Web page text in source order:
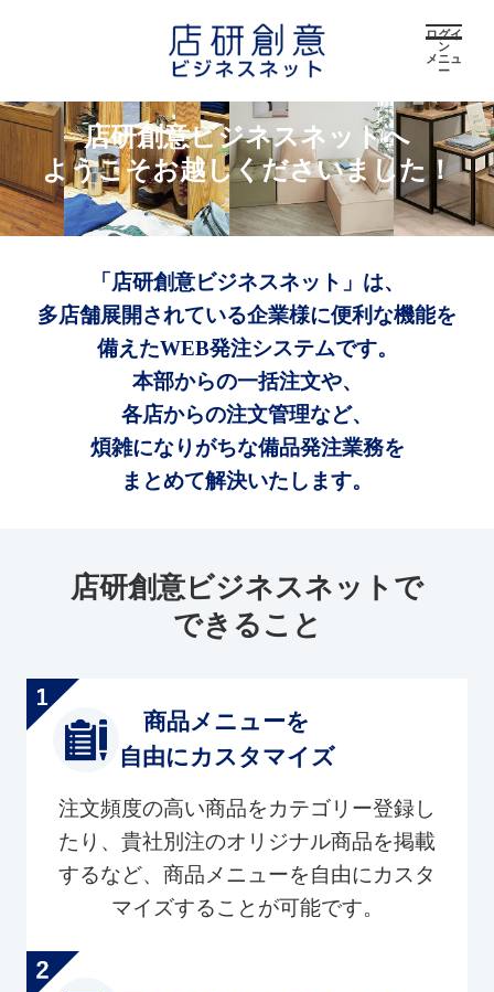
ログイ
ン
メニュ
ー
店研創意ビジネスネットへ
ようこそお越しくださいました！
「店研創意ビジネスネット」は、
多店舗展開されている企業様に便利な機能を
備えたWEB発注システムです。
本部からの一括注文や、
各店からの注文管理など、
煩雑になりがちな備品発注業務を
まとめて解決いたします。
店研創意ビジネスネットで
できること
商品メニューを
自由にカスタマイズ
注文頻度の高い商品をカテゴリー登録し
たり、貴社別注のオリジナル商品を掲載
するなど、商品メニューを自由にカスタ
マイズすることが可能です。